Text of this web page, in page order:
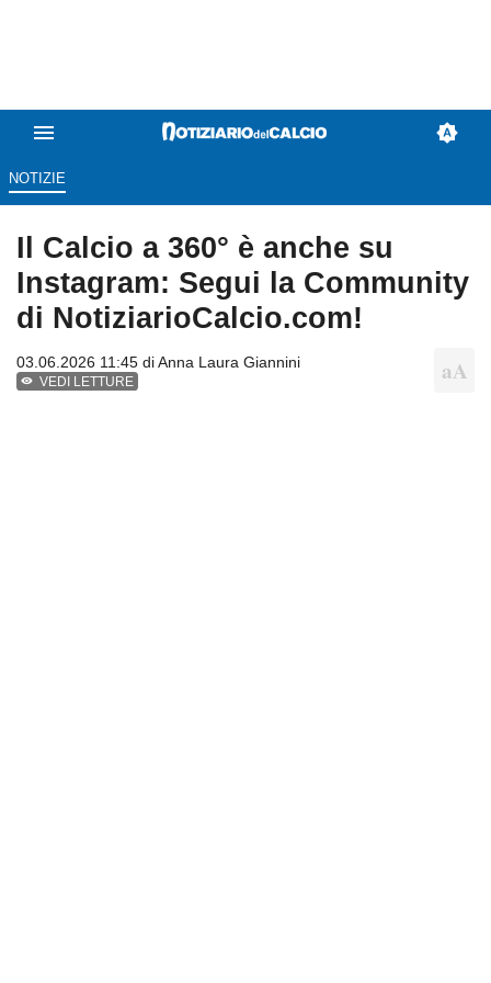
NOTIZIE
Il Calcio a 360° è anche su
Instagram: Segui la Community
di NotiziarioCalcio.com!
03.06.2026 11:45 diAnna Laura Giannini
VEDI LETTURE